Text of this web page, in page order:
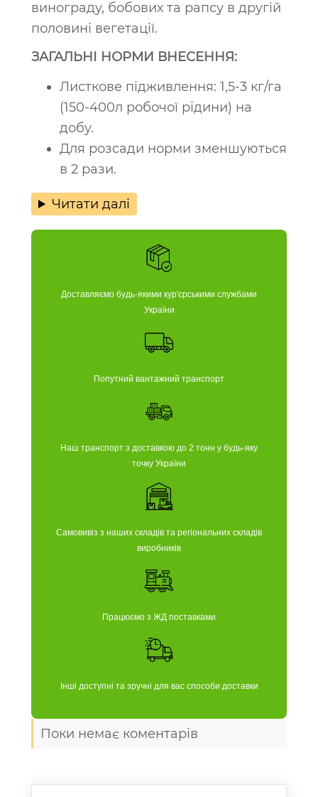
винограду, бобових та рапсу в другій
половині вегетації.
ЗАГАЛЬНІ НОРМИ ВНЕСЕННЯ:
Листкове підживлення: 1,5-3 кг/га
(150-400л робочої рідини) на
добу.
Для розсади норми зменшуються
в 2 рази.
Читати далі
Доставляємо будь-якими кур'єрськими службами
України
Попутний вантажний транспорт
Наш транспорт з доставкою до 2 тонн у будь-яку
точку України
Самовивіз з наших складів та регіональних складів
виробників
Працюємо з ЖД поставками
Інші доступні та зручні для вас способи доставки
Поки немає коментарів